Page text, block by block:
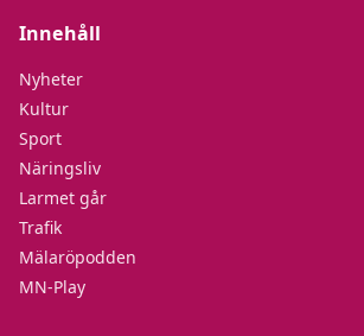
Innehåll
Nyheter
Kultur
Sport
Näringsliv
Larmet går
Trafik
Mälaröpodden
MN-Play